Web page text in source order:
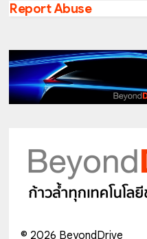
Report Abuse
© 2026 BeyondDrive